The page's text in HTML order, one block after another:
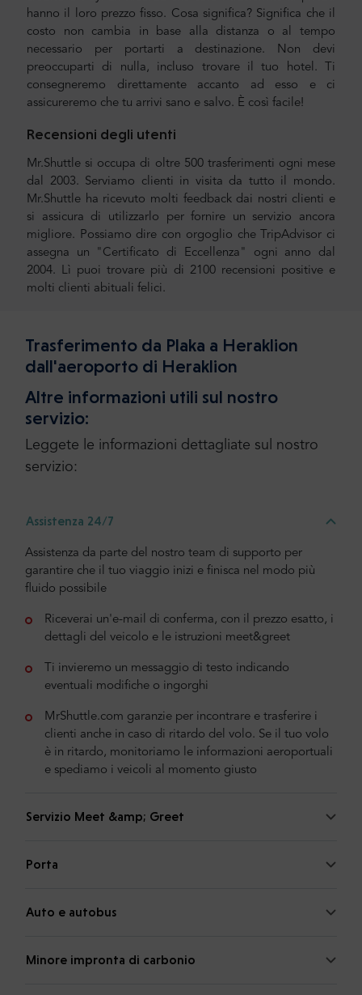
hanno il loro prezzo fisso. Cosa significa? Significa che il
costo non cambia in base alla distanza o al tempo
necessario per portarti a destinazione. Non devi
preoccuparti di nulla, incluso trovare il tuo hotel. Ti
consegneremo direttamente accanto ad esso e ci
assicureremo che tu arrivi sano e salvo. È così facile!
Recensioni degli utenti
Mr.Shuttle si occupa di oltre 500 trasferimenti ogni mese
dal 2003. Serviamo clienti in visita da tutto il mondo.
Mr.Shuttle ha ricevuto molti feedback dai nostri clienti e
si assicura di utilizzarlo per fornire un servizio ancora
migliore. Possiamo dire con orgoglio che TripAdvisor ci
assegna un "Certificato di Eccellenza" ogni anno dal
2004. Lì puoi trovare più di 2100 recensioni positive e
molti clienti abituali felici.
Trasferimento da Plaka a Heraklion
dall'aeroporto di Heraklion
Altre informazioni utili sul nostro
servizio:
Leggete le informazioni dettagliate sul nostro
servizio:
Assistenza 24/7
Assistenza da parte del nostro team di supporto per
garantire che il tuo viaggio inizi e finisca nel modo più
fluido possibile
Riceverai un'e-mail di conferma, con il prezzo esatto, i
dettagli del veicolo e le istruzioni meet&greet
Ti invieremo un messaggio di testo indicando
eventuali modifiche o ingorghi
MrShuttle.com garanzie per incontrare e trasferire i
clienti anche in caso di ritardo del volo. Se il tuo volo
è in ritardo, monitoriamo le informazioni aeroportuali
e spediamo i veicoli al momento giusto
Servizio Meet &amp; Greet
Porta
Auto e autobus
Minore impronta di carbonio